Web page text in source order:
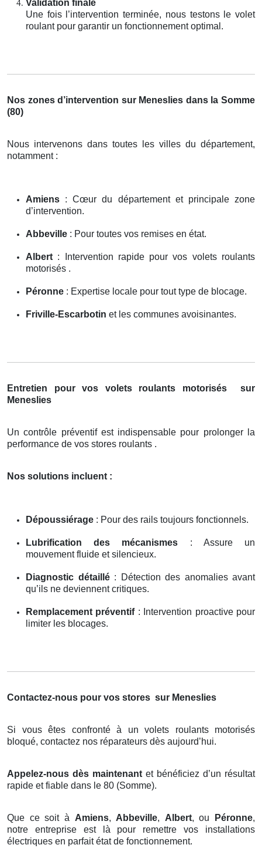
Validation finale
Une fois l’intervention terminée, nous testons le volet
roulant pour garantir un fonctionnement optimal.
Nos zones d’intervention sur Meneslies dans la Somme
(80)
Nous intervenons dans toutes les villes du département,
notamment :
Amiens : Cœur du département et principale zone
d’intervention.
Abbeville : Pour toutes vos remises en état.
Albert : Intervention rapide pour vos volets roulants
motorisés .
Péronne : Expertise locale pour tout type de blocage.
Friville-Escarbotin et les communes avoisinantes.
Entretien pour vos volets roulants motorisés
sur
Meneslies
Un contrôle préventif est indispensable pour prolonger la
performance de vos stores roulants .
Nos solutions incluent :
Dépoussiérage : Pour des rails toujours fonctionnels.
Lubrification des mécanismes : Assure un
mouvement fluide et silencieux.
Diagnostic détaillé: Détection des anomalies avant
qu’ils ne deviennent critiques.
Remplacement préventif: Intervention proactive pour
limiter les blocages.
Contactez-nous pour vos stores sur Meneslies
Si vous êtes confronté à un volets roulants motorisés
bloqué, contactez nos réparateurs dès aujourd’hui.
Appelez-nous dès maintenant et bénéficiez d’un résultat
rapide et fiable dans le 80 (Somme).
Que ce soit à Amiens, Abbeville, Albert, ou Péronne,
notre entreprise est là pour remettre vos installations
électriques en parfait état de fonctionnement.